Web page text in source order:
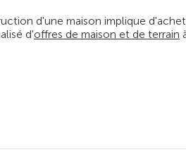
d'une maison implique
d'offres de maison et de terrain